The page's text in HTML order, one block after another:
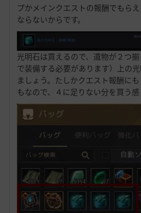
プかメインクエストの報酬でもら
ならないからです。
光明石は買えるので、遺物が２つ
で装備する必要があります）上の
ましょう。たしかクエスト報酬に
もなので、４に足りない分を買う感